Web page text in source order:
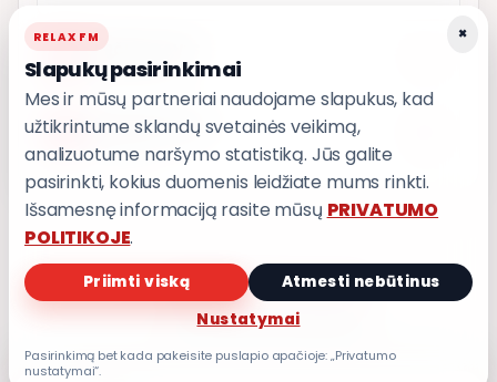
POPKULTŪRA
5 AŠ ATVAŽIUOJU
PRIVATUMO POLITIKA
Privatumo nustatymai
×
RELAX FM
Slapukų pasirinkimai
Mes ir mūsų partneriai naudojame slapukus, kad
užtikrintume sklandų svetainės veikimą,
analizuotume naršymo statistiką. Jūs galite
pasirinkti, kokius duomenis leidžiate mums rinkti.
Išsamesnę informaciją rasite mūsų PRIVATUMO
POLITIKOJE.
Priimti viską
Atmesti nebūtinus
Nustatymai
Pasirinkimą bet kada pakeisite puslapio apačioje: „Privatumo
nustatymai“.